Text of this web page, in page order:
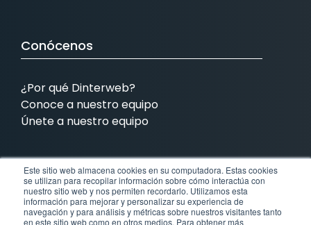
Este sitio web almacena cookies en su computadora. Estas cookies
se utilizan para recopilar información sobre cómo interactúa con
nuestro sitio web y nos permiten recordarlo. Utilizamos esta
información para mejorar y personalizar su experiencia de
navegación y para análisis y métricas sobre nuestros visitantes tanto
en este sitio web como en otros medios. Para obtener más
Conócenos
¿Por qué Dinterweb?
Conoce a nuestro equipo
Únete a nuestro equipo
Contamos con presencia en: